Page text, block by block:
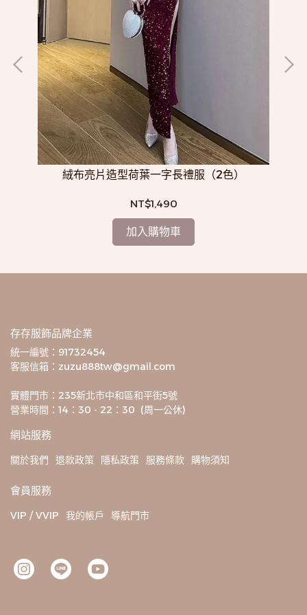
絨布亮片造型荷葉一字長禮服（2色）
NT$1,490
加入購物車
存存服飾品牌企業
統一編號：91732454
客服信箱：zuzu888tw@gmail.com
實體門市：235新北市中和區和平街5號
營業時間：14：30 - 22：30  (周一公休)
網站服務
關於我們 退款政策 隱私政策 服務條款 購物須知
會員服務
VIP / VVIP 我的帳戶 導航門市